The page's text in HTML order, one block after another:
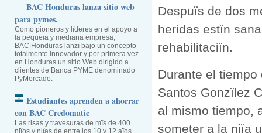
BAC Honduras lanza sitio web
para pymes.
Como pioneros y lïderes en el apoyo a
la pequeïa y mediana empresa,
BAC|Honduras lanzï bajo un concepto
totalmente innovador y por primera vez
en Honduras un sitio Web dirigido a
clientes de Banca PYME denominado
PyMercado.
Estudiantes aprenden a ahorrar
con BAC Credomatic
Las risas y travesuras de mïs de 400
niïos y niïas de entre los 10 y 12 aïos
Despuïs de dos
heridas estïn
rehabilitaciïn.
Durante el tiempo
Santos Gonzïlez
al mismo tiempo,
someter a la niïa